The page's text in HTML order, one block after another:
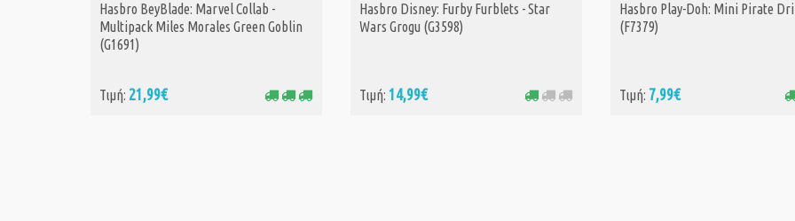
ΑΓΟΡΑ
Hasbro BeyBlade: Marvel Collab -
Multipack Miles Morales Green Goblin
(G1691)
Τιμή: 21,99€
ΑΓΟΡΑ
Hasbro Disney: Furby Furblets - Star
Wars Grogu (G3598)
Τιμή: 14,99€
ΑΓΟΡΑ
Hasbro Play-Doh: Mini Pirate
(F7379)
Τιμή: 7,99€